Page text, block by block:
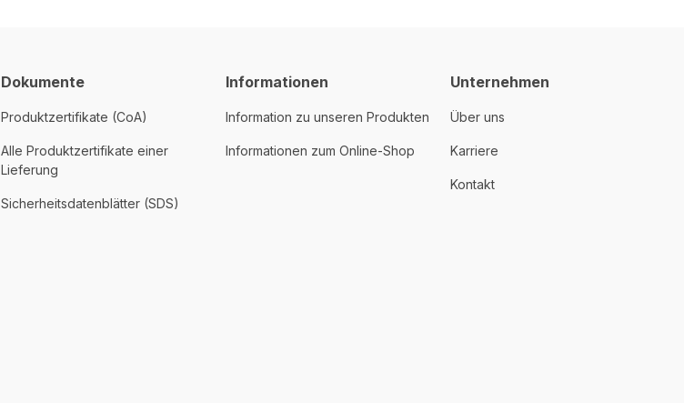
Dokumente
Produktzertifikate (CoA)
Alle Produktzertifikate einer
Lieferung
Sicherheitsdatenblätter (SDS)
Informationen
Information zu unseren Produkten
Informationen zum Online-Shop
Unternehmen
Über uns
Karriere
Kontakt